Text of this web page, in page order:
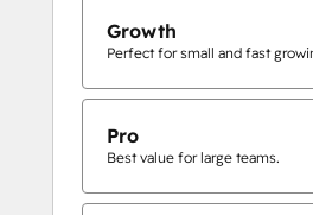
Growth
Perfect for small and fast
Pro
Best value for large teams.